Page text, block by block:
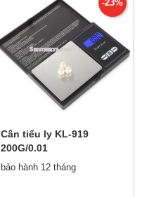
-23%
Cân tiểu ly KL-919
200G/0.01
bảo hành 12 tháng